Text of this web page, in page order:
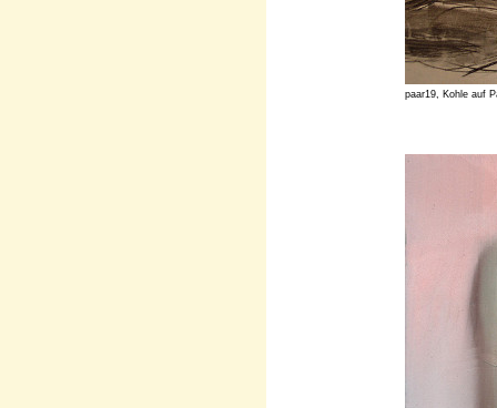
paar19, Kohle auf